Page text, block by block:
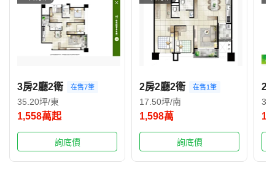
3房2廳2衛 在售7筆
35.20坪/東
1,558萬起
詢底價
2房2廳2衛 在售1筆
17.50坪/南
1,598萬
詢底價
2